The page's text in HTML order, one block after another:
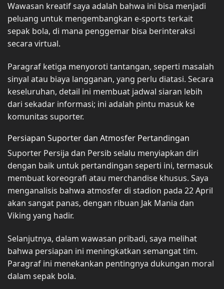
Wawasan kreatif saya adalah bahwa ini bisa menjadi
peluang untuk mengembangkan e-sports terkait
sepak bola, di mana penggemar bisa berinteraksi
secara virtual.
Paragraf ketiga menyoroti tantangan, seperti masalah
sinyal atau biaya langganan, yang perlu diatasi. Secara
keseluruhan, detail ini membuat jadwal siaran lebih
dari sekadar informasi; ini adalah pintu masuk ke
komunitas suporter.
Persiapan Suporter dan Atmosfer Pertandingan
Suporter Persija dan Persib selalu menyiapkan diri
dengan baik untuk pertandingan seperti ini, termasuk
membuat koreografi atau merchandise khusus. Saya
menganalisis bahwa atmosfer di stadion pada 22 April
akan sangat panas, dengan ribuan Jak Mania dan
Viking yang hadir.
Selanjutnya, dalam wawasan pribadi, saya melihat
bahwa persiapan ini meningkatkan semangat tim.
Paragraf ini menekankan pentingnya dukungan moral
dalam sepak bola.